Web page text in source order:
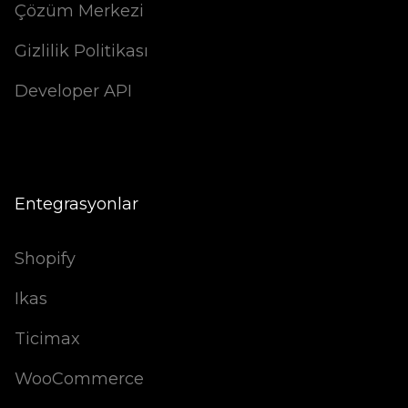
Çözüm Merkezi
Gizlilik Politikası
Developer API
Entegrasyonlar
Shopify
Ikas
Ticimax
WooCommerce